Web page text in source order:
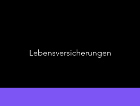
Lebensversicherungen